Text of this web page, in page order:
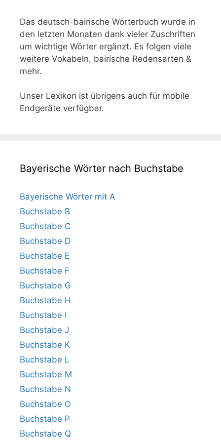
Das deutsch-bairische Wörterbuch wurde in
den letzten Monaten dank vieler Zuschriften
um wichtige Wörter ergänzt. Es folgen viele
weitere Vokabeln, bairische Redensarten &
mehr.
Unser Lexikon ist übrigens auch für mobile
Endgeräte verfügbar.
Bayerische Wörter nach Buchstabe
Bayerische Wörter mit A
Buchstabe B
Buchstabe C
Buchstabe D
Buchstabe E
Buchstabe F
Buchstabe G
Buchstabe H
Buchstabe I
Buchstabe J
Buchstabe K
Buchstabe L
Buchstabe M
Buchstabe N
Buchstabe O
Buchstabe P
Buchstabe Q